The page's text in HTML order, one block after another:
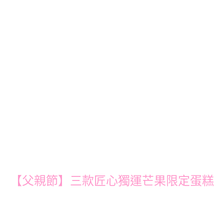
【父親節】三款匠心獨運芒果限定蛋糕